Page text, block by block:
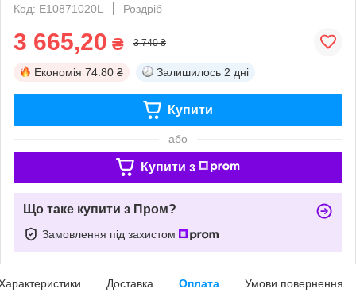
Код: E10871020L
Роздріб
3 665,20 ₴ 3 740 ₴
Економія 74.80 ₴ Залишилось 2 дні
Купити
або
Купити з
Що таке купити з Пром?
Замовлення під захистом
Доставка Оплата Умови повернення